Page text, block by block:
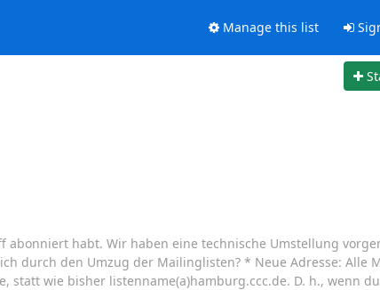
Manage this list
habt. Wir haben eine technische Umstellung
durch den Umzug der Mailinglisten? * Neue Adresse: Alle
statt wie bisher listenname(a)hamburg.ccc.de. D. h., wenn